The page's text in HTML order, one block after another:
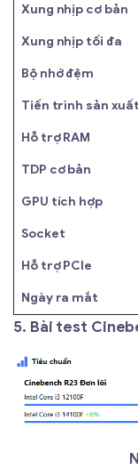
Xung nhịp cơ bản
Xung nhịp tối đa
Bộ nhớ đệm
Tiến trình sản xuất
Hỗ trợ RAM
TDP cơ bản
GPU tích hợp
Socket
Hỗ trợ PCIe
Ngày ra mắt
5. Bài test